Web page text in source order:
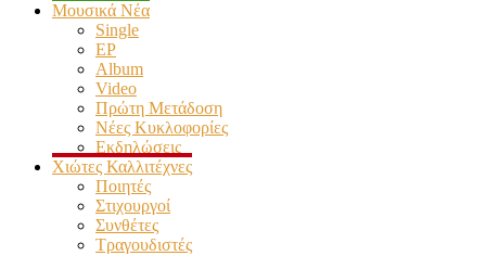
Μουσικά Νέα
Single
EP
Album
Video
Πρώτη Μετάδοση
Νέες Κυκλοφορίες
Εκδηλώσεις
Χιώτες Καλλιτέχνες
Ποιητές
Στιχουργοί
Συνθέτες
Τραγουδιστές